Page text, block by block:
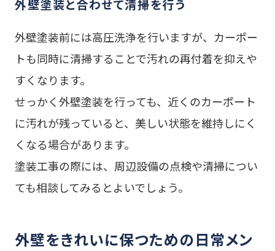
外壁塗装と合わせて清掃を行う
外壁塗装前には高圧洗浄を行いますが、カーポー
トも同時に清掃することで汚れの再付着を抑えや
すくなります。
せっかく外壁塗装を行っても、近くのカーポート
に汚れが残っていると、美しい状態を維持しにく
くなる場合があります。
塗装工事の際には、周辺設備の点検や清掃につい
ても相談してみるとよいでしょう。
外壁をきれいに保つための日常メン